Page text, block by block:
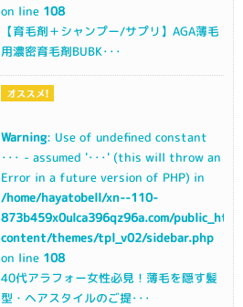
on line 108
【育毛剤＋シャンプー/サプリ】AGA薄毛
用濃密育毛剤BUBK･･･
Warning: Use of undefined constant
･･･ - assumed '･･･' (this will throw an
Error in a future version of PHP) in
/home/hayatobell/xn--110-
873b459x0ulca396qz96a.com/
content/themes/tpl_v02/sidebar.php
on line 108
40代アラフォー女性必見！薄毛を隠す髪
型・ヘアスタイルのご提･･･